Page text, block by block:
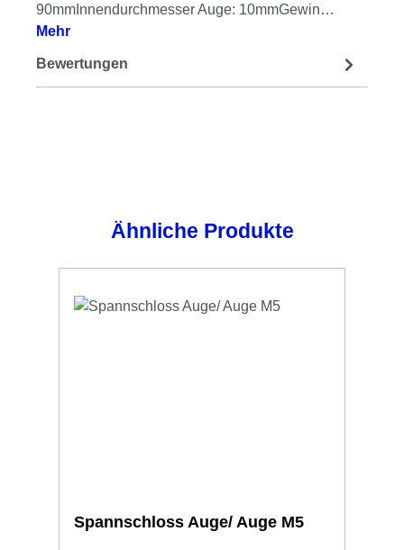
90mmInnendurchmesser Auge: 10mmGewin…
Mehr
Bewertungen
Produktgalerie überspringen
Ähnliche Produkte
Spannschloss Auge/ Auge M5